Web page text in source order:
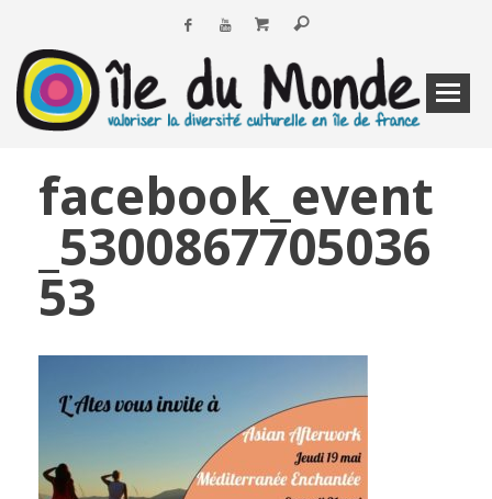
facebook_event
_5300867705036
53